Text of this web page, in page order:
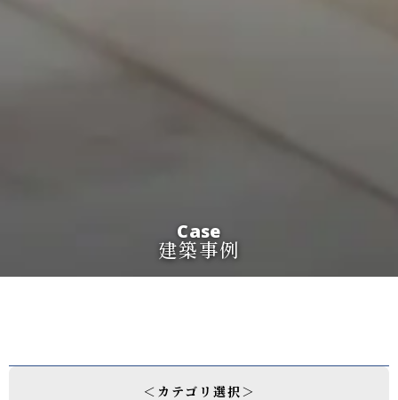
Case
建築事例
＜カテゴリ選択＞